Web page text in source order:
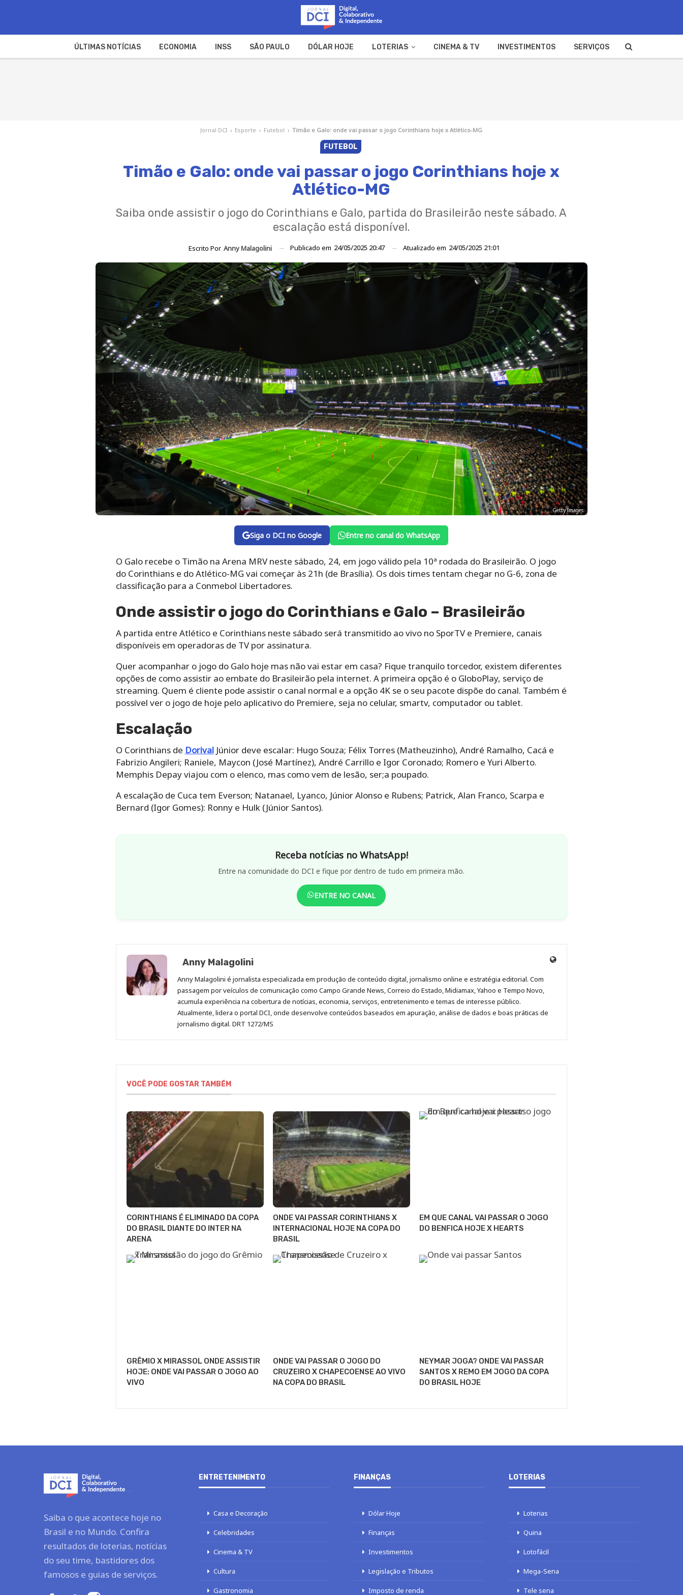
ÚLTIMAS NOTÍCIAS ECONOMIA INSS SÃO PAULO DÓLAR HOJE LOTERIAS CINEMA & TV INVESTIMENTOS SERVIÇOS
Jornal DCI › Esporte › Futebol › Timão e Galo: onde vai passar o jogo Corinthians hoje x Atlético-MG
FUTEBOL
Timão e Galo: onde vai passar o jogo Corinthians hoje x
Atlético-MG
Saiba onde assistir o jogo do Corinthians e Galo, partida do Brasileirão neste sábado. A
escalação está disponível.
Escrito Por Anny Malagolini Publicado em 24/05/2025 20:47 Atualizado em 24/05/2025 21:01
Getty Images
Siga o DCI no Google Entre no canal do WhatsApp
O Galo recebe o Timão na Arena MRV neste sábado, 24, em jogo válido pela 10ª rodada do Brasileirão. O jogo
do Corinthians e do Atlético-MG vai começar às 21h (de Brasília). Os dois times tentam chegar no G-6, zona de
classificação para a Conmebol Libertadores.
Onde assistir o jogo do Corinthians e Galo – Brasileirão
A partida entre Atlético e Corinthians neste sábado será transmitido ao vivo no SporTV e Premiere, canais
disponíveis em operadoras de TV por assinatura.
Quer acompanhar o jogo do Galo hoje mas não vai estar em casa? Fique tranquilo torcedor, existem diferentes
opções de como assistir ao embate do Brasileirão pela internet. A primeira opção é o GloboPlay, serviço de
streaming. Quem é cliente pode assistir o canal normal e a opção 4K se o seu pacote dispõe do canal. Também é
possível ver o jogo de hoje pelo aplicativo do Premiere, seja no celular, smartv, computador ou tablet.
Escalação
O Corinthians de DorivalJúnior deve escalar: Hugo Souza; Félix Torres (Matheuzinho), André Ramalho, Cacá e
Fabrizio Angileri; Raniele, Maycon (José Martínez), André Carrillo e Igor Coronado; Romero e Yuri Alberto.
Memphis Depay viajou com o elenco, mas como vem de lesão, ser;a poupado.
A escalação de Cuca tem Everson; Natanael, Lyanco, Júnior Alonso e Rubens; Patrick, Alan Franco, Scarpa e
Bernard (Igor Gomes): Ronny e Hulk (Júnior Santos).
Receba notícias no WhatsApp!
Entre na comunidade do DCI e fique por dentro de tudo em primeira mão.
ENTRE NO CANAL
Anny Malagolini
no
Pinterest
no
LinkedIn
no
Instagram
Anny
no
Facebook
Site
Anny Malagolini é jornalista especializada em produção de conteúdo digital, jornalismo online e estratégia editorial. Com
passagem por veículos de comunicação como Campo Grande News, Correio do Estado, Midiamax, Yahoo e Tempo Novo,
acumula experiência na cobertura de notícias, economia, serviços, entretenimento e temas de interesse público.
Atualmente, lidera o portal DCI, onde desenvolve conteúdos baseados em apuração, análise de dados e boas práticas de
jornalismo digital. DRT 1272/MS
VOCÊ PODE GOSTAR TAMBÉM
CORINTHIANS É ELIMINADO DA COPA
DO BRASIL DIANTE DO INTER NA
ARENA
ONDE VAI PASSAR CORINTHIANS X
INTERNACIONAL HOJE NA COPA DO
BRASIL
EM QUE CANAL VAI PASSAR O JOGO
DO BENFICA HOJE X HEARTS
GRÊMIO X MIRASSOL ONDE ASSISTIR
HOJE: ONDE VAI PASSAR O JOGO AO
VIVO
ONDE VAI PASSAR O JOGO DO
CRUZEIRO X CHAPECOENSE AO VIVO
NA COPA DO BRASIL
NEYMAR JOGA? ONDE VAI PASSAR
SANTOS X REMO EM JOGO DA COPA
DO BRASIL HOJE
Saiba o que acontece hoje no
Brasil e no Mundo. Confira
resultados de loterias, notícias
do seu time, bastidores dos
famosos e guias de serviços.
ENTRETENIMENTO
Casa e Decoração
Celebridades
Cinema & TV
Cultura
Gastronomia
FINANÇAS
Dólar Hoje
Finanças
Investimentos
Legislação e Tributos
Imposto de renda
LOTERIAS
Loterias
Quina
Lotofácil
Mega-Sena
Tele sena